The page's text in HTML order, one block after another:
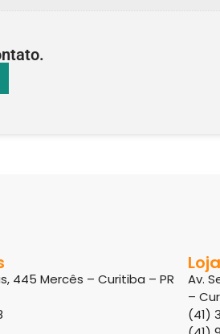
445 Mercês – Curitiba – PR
Av.
–
(41)